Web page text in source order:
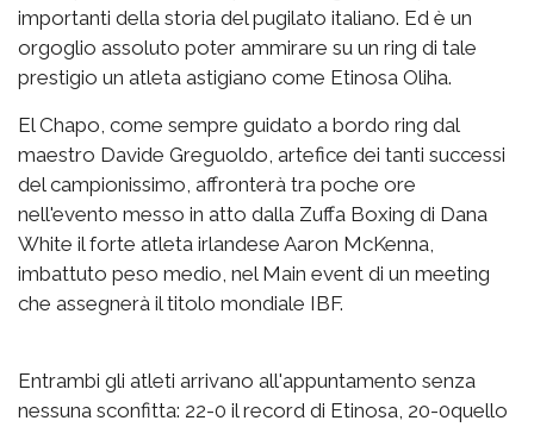
importanti della storia del pugilato italiano. Ed è un
orgoglio assoluto poter ammirare su un ring di tale
prestigio un atleta astigiano come Etinosa Oliha.
El Chapo, come sempre guidato a bordo ring dal
maestro Davide Greguoldo, artefice dei tanti successi
del campionissimo, affronterà tra poche ore
nell'evento messo in atto dalla Zuffa Boxing di Dana
White il forte atleta irlandese Aaron McKenna,
imbattuto peso medio, nel Main event di un meeting
che assegnerà il titolo mondiale IBF.
Entrambi gli atleti arrivano all'appuntamento senza
nessuna sconfitta: 22-0 il record di Etinosa, 20-0quello